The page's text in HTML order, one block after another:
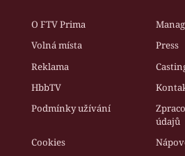
O FTV Prima
Volná místa
Press
Reklama
HbbTV
Podmínky užívání
údajů
Cookies